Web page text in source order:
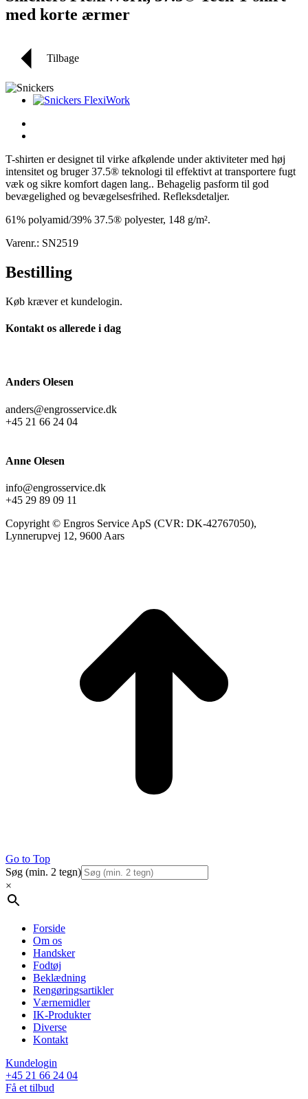
med korte ærmer
Tilbage
T-shirten er designet til virke afkølende under aktiviteter med høj
intensitet og bruger 37.5® teknologi til effektivt at transportere fugt
væk og sikre komfort dagen lang.. Behagelig pasform til god
bevægelighed og bevægelsesfrihed. Refleksdetaljer.
61% polyamid/39% 37.5® polyester, 148 g/m².
Varenr.: SN2519
Bestilling
Køb kræver et kundelogin.
Kontakt os allerede i dag
Anders Olesen
anders@engrosservice.dk
+45 21 66 24 04
Anne Olesen
info@engrosservice.dk
+45 29 89 09 11
Copyright © Engros Service ApS (CVR: DK-42767050),
Lynnerupvej 12, 9600 Aars
Go to Top
Søg (min. 2 tegn)
×
Forside
Om os
Handsker
Fodtøj
Beklædning
Rengøringsartikler
Værnemidler
IK-Produkter
Diverse
Kontakt
Kundelogin
+45 21 66 24 04
Få et tilbud